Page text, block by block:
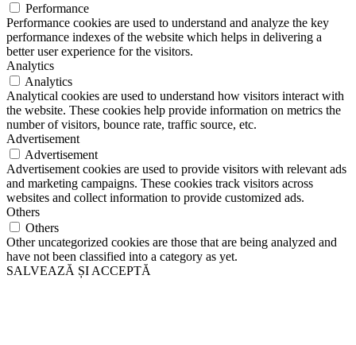
Performance
Performance cookies are used to understand and analyze the key
performance indexes of the website which helps in delivering a
better user experience for the visitors.
Analytics
Analytics
Analytical cookies are used to understand how visitors interact with
the website. These cookies help provide information on metrics the
number of visitors, bounce rate, traffic source, etc.
Advertisement
Advertisement
Advertisement cookies are used to provide visitors with relevant ads
and marketing campaigns. These cookies track visitors across
websites and collect information to provide customized ads.
Others
Others
Other uncategorized cookies are those that are being analyzed and
have not been classified into a category as yet.
SALVEAZĂ ȘI ACCEPTĂ